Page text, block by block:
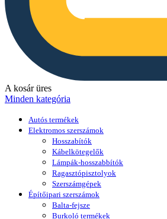
A kosár üres
Minden kategória
Autós termékek
Elektromos szerszámok
Hosszabítók
Kábelkötegelők
Lámpák-hosszabbítók
Ragasztópisztolyok
Szerszámgépek
Építőipari szerszámok
Balta-fejsze
Burkoló termékek